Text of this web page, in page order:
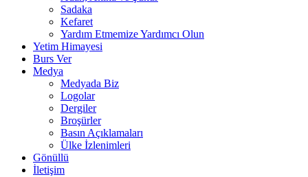
Sadaka
Kefaret
Yardım Etmemize Yardımcı Olun
Yetim Himayesi
Burs Ver
Medya
Medyada Biz
Logolar
Dergiler
Broşürler
Basın Açıklamaları
Ülke İzlenimleri
Gönüllü
İletişim